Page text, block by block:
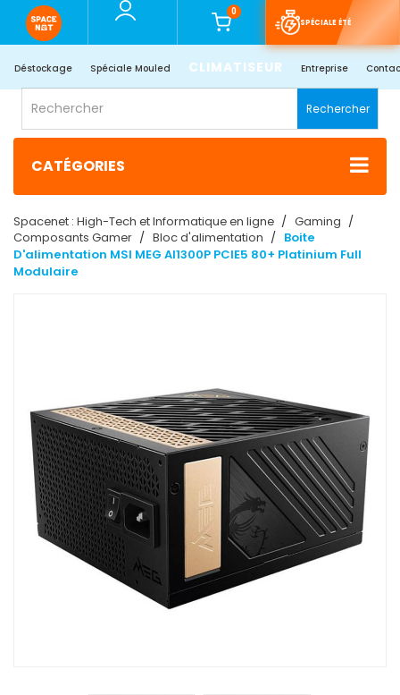
0
SPÉCIALE ÉTÉ
Déstockage Spéciale Mouled CLIMATISEUR Entreprise
Rechercher
CATÉGORIES
Spacenet : High-Tech et Informatique en ligne
Gaming
Composants Gamer
Bloc d'alimentation
Boite
D'alimentation MSI MEG AI1300P PCIE5 80+ Platinium Full
Modulaire